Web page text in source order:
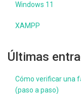
Windows 11
XAMPP
Últimas
Cómo verificar una
(paso a paso)